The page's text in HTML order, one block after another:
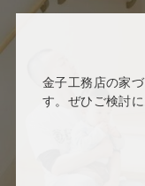
金子工務店の家
す。ぜひご検討